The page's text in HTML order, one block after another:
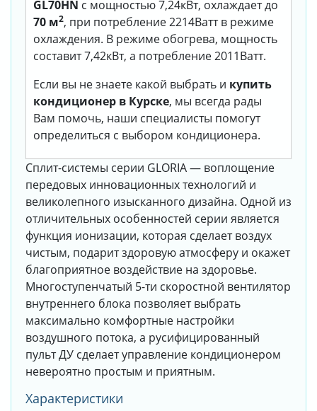
GL70HN с мощностью 7,24кВт, охлаждает до
70 м2, при потребление 2214Ватт в режиме
охлаждения. В режиме обогрева, мощность
составит 7,42кВт, а потребление 2011Ватт.
Если вы не знаете какой выбрать и купить
кондиционер в Курске, мы всегда рады
Вам помочь, наши специалисты помогут
определиться с выбором кондиционера.
Сплит-системы серии GLORIA — воплощение
передовых инновационных технологий и
великолепного изысканного дизайна. Одной из
отличительных особенностей серии является
функция ионизации, которая сделает воздух
чистым, подарит здоровую атмосферу и окажет
благоприятное воздействие на здоровье.
Многоступенчатый 5-ти скоростной вентилятор
внутреннего блока позволяет выбрать
максимально комфортные настройки
воздушного потока, а русифицированный
пульт ДУ сделает управление кондиционером
невероятно простым и приятным.
Характеристики